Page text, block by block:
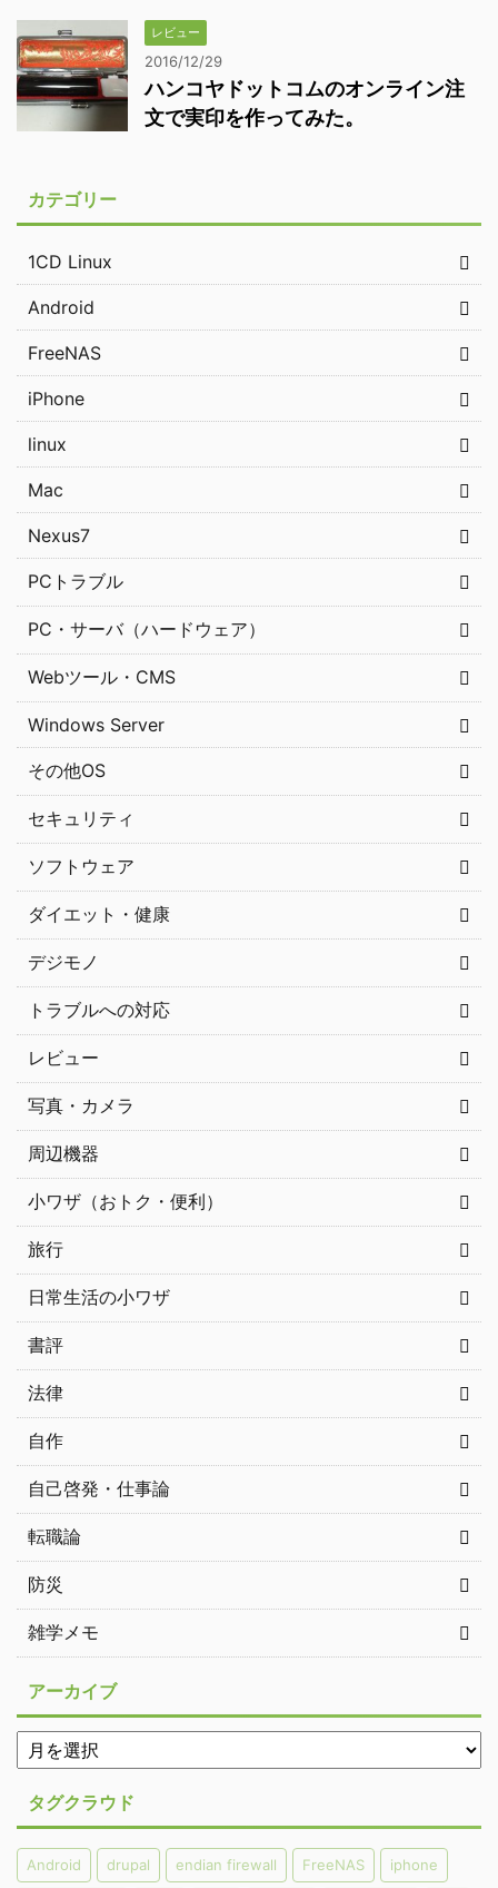
レビュー
2016/12/29
ハンコヤドットコムのオンライン注
文で実印を作ってみた。
カテゴリー
1CD Linux
Android
FreeNAS
iPhone
linux
Mac
Nexus7
PCトラブル
PC・サーバ（ハードウェア）
Webツール・CMS
Windows Server
その他OS
セキュリティ
ソフトウェア
ダイエット・健康
デジモノ
トラブルへの対応
レビュー
写真・カメラ
周辺機器
小ワザ（おトク・便利）
旅行
日常生活の小ワザ
書評
法律
自作
自己啓発・仕事論
転職論
防災
雑学メモ
アーカイブ
タグクラウド
Android drupal endian firewall FreeNAS iphone